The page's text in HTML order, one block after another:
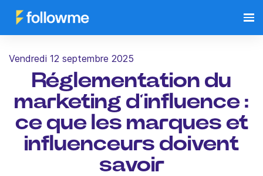
vendredi 12 septembre 2025
Réglementation du
marketing d’influence :
ce que les marques et
influenceurs doivent
savoir